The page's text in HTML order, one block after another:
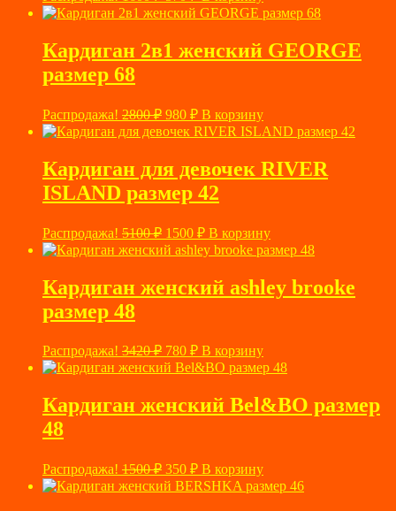
цена
составляла
1600 ₽.
цена:
Кардиган 2в1 женский GEORGE
размер 68
Распродажа! 2800₽ Первоначальная
цена
составляла
980 ₽Текущая
цена:
В корзину
Кардиган для девочек RIVER
ISLAND размер 42
Распродажа! 5100₽ Первоначальная
цена
составляла
1500 ₽Текущая
цена:
В корзину
Кардиган женский ashley brooke
размер 48
Распродажа! 3420₽ Первоначальная
цена
составляла
780 ₽Текущая
цена:
В корзину
Кардиган женский Bel&BO размер
48
Распродажа! 1500₽ Первоначальная
цена
составляла
350 ₽Текущая
цена:
В корзину